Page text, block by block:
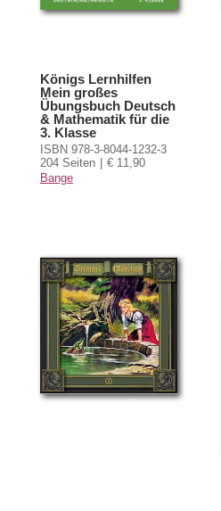
Königs Lernhilfen
Mein großes
Übungsbuch Deutsch
& Mathematik für die
3. Klasse
ISBN 978-3-8044-1232-3
204 Seiten
€ 11,90
Bange